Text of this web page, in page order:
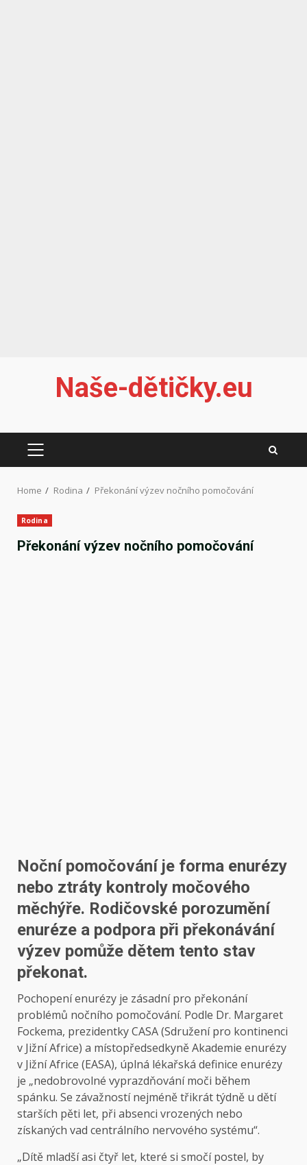
Naše-dětičky.eu
PRIMARY
Home Rodina Překonání výzev nočního pomočování
Rodina
Překonání výzev nočního pomočování
Noční pomočování je forma enurézy
nebo ztráty kontroly močového
měchýře. Rodičovské porozumění
enuréze a podpora při překonávání
výzev pomůže dětem tento stav
překonat.
Pochopení enurézy je zásadní pro překonání
problémů nočního pomočování. Podle Dr. Margaret
Fockema, prezidentky CASA (Sdružení pro kontinenci
v Jižní Africe) a místopředsedkyně Akademie enurézy
v Jižní Africe (EASA), úplná lékařská definice enurézy
je „nedobrovolné vyprazdňování moči během
spánku. Se závažností nejméně třikrát týdně u dětí
starších pěti let, při absenci vrozených nebo
získaných vad centrálního nervového systému“.
„Dítě mladší asi čtyř let, které si smočí postel, by